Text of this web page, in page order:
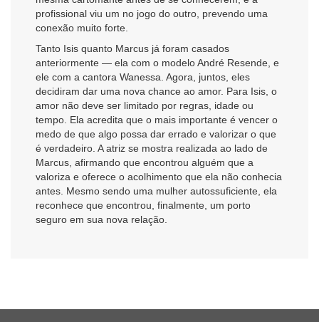
profissional viu um no jogo do outro, prevendo uma
conexão muito forte.
Tanto Isis quanto Marcus já foram casados
anteriormente — ela com o modelo André Resende, e
ele com a cantora Wanessa. Agora, juntos, eles
decidiram dar uma nova chance ao amor. Para Isis, o
amor não deve ser limitado por regras, idade ou
tempo. Ela acredita que o mais importante é vencer o
medo de que algo possa dar errado e valorizar o que
é verdadeiro. A atriz se mostra realizada ao lado de
Marcus, afirmando que encontrou alguém que a
valoriza e oferece o acolhimento que ela não conhecia
antes. Mesmo sendo uma mulher autossuficiente, ela
reconhece que encontrou, finalmente, um porto
seguro em sua nova relação.